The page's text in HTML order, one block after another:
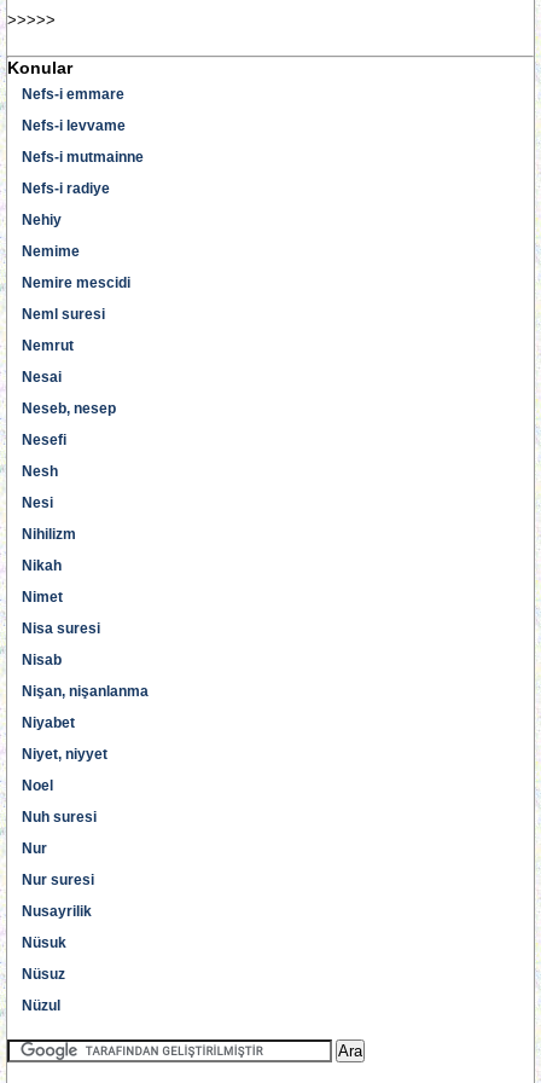
>>>>>
Konular
Nefs-i emmare
Nefs-i levvame
Nefs-i mutmainne
Nefs-i radiye
Nehiy
Nemime
Nemire mescidi
Neml suresi
Nemrut
Nesai
Neseb, nesep
Nesefi
Nesh
Nesi
Nihilizm
Nikah
Nimet
Nisa suresi
Nisab
Nişan, nişanlanma
Niyabet
Niyet, niyyet
Noel
Nuh suresi
Nur
Nur suresi
Nusayrilik
Nüsuk
Nüsuz
Nüzul